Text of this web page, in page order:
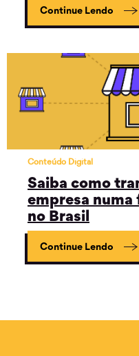
Continue Lendo
Conteúdo Digital
Saiba como
empresa numa
no Brasil
Continue Lendo